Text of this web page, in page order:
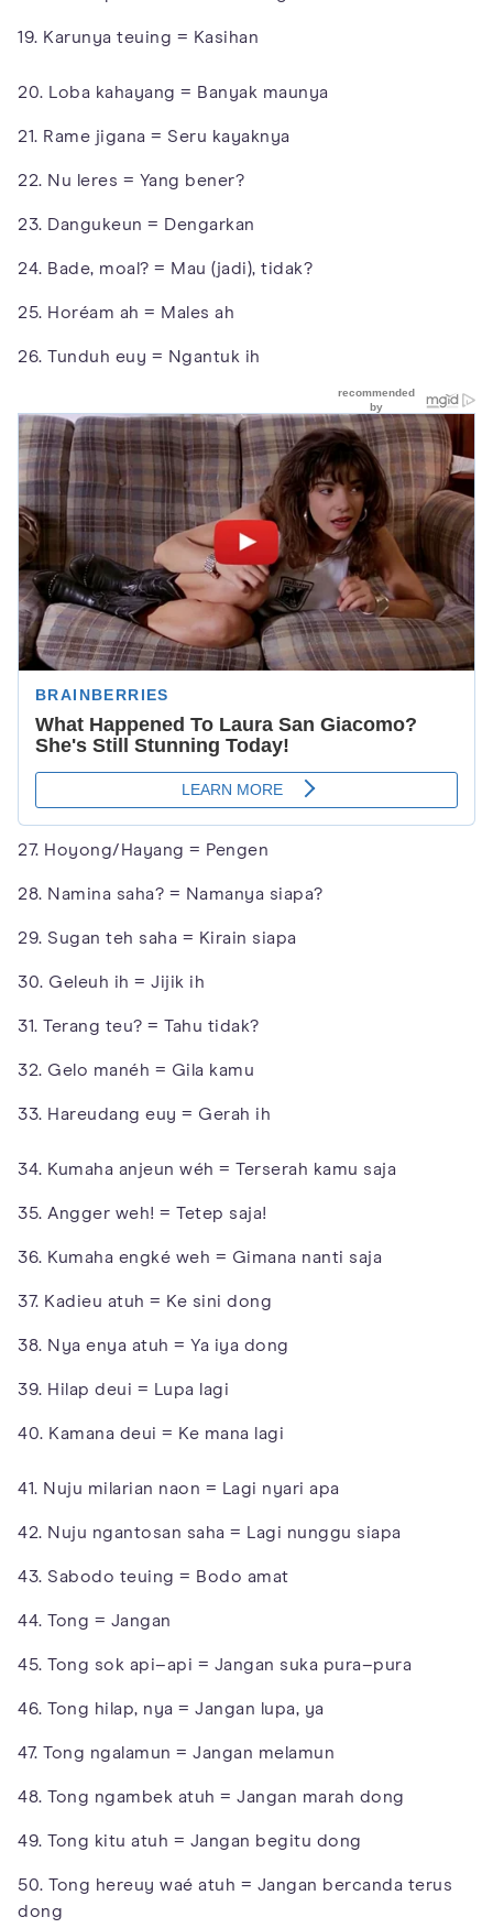
19. Karunya teuing = Kasihan
20. Loba kahayang = Banyak maunya
21. Rame jigana = Seru kayaknya
22. Nu leres = Yang bener?
23. Dangukeun = Dengarkan
24. Bade, moal? = Mau (jadi), tidak?
25. Horéam ah = Males ah
26. Tunduh euy = Ngantuk ih
27. Hoyong/Hayang = Pengen
28. Namina saha? = Namanya siapa?
29. Sugan teh saha = Kirain siapa
30. Geleuh ih = Jijik ih
31. Terang teu? = Tahu tidak?
32. Gelo manéh = Gila kamu
33. Hareudang euy = Gerah ih
34. Kumaha anjeun wéh = Terserah kamu saja
35. Angger weh! = Tetep saja!
36. Kumaha engké weh = Gimana nanti saja
37. Kadieu atuh = Ke sini dong
38. Nya enya atuh = Ya iya dong
39. Hilap deui = Lupa lagi
40. Kamana deui = Ke mana lagi
41. Nuju milarian naon = Lagi nyari apa
42. Nuju ngantosan saha = Lagi nunggu siapa
43. Sabodo teuing = Bodo amat
44. Tong = Jangan
45. Tong sok api–api = Jangan suka pura–pura
46. Tong hilap, nya = Jangan lupa, ya
47. Tong ngalamun = Jangan melamun
48. Tong ngambek atuh = Jangan marah dong
49. Tong kitu atuh = Jangan begitu dong
50. Tong hereuy waé atuh = Jangan bercanda terus
dong